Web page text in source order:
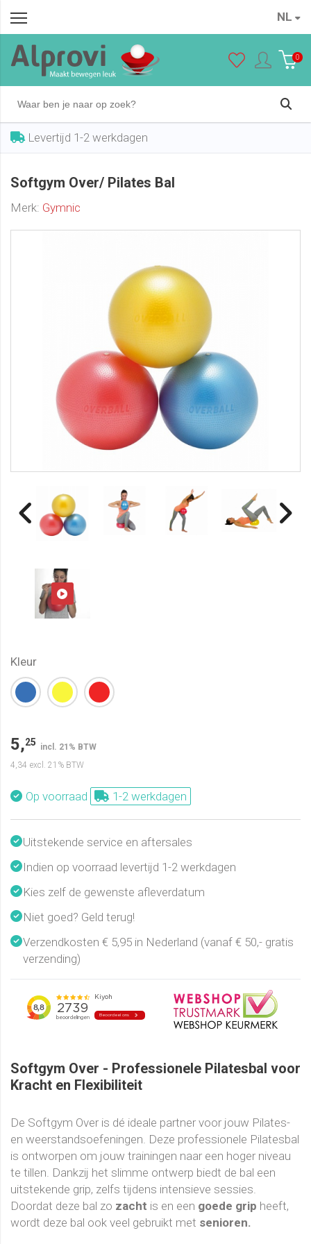
NL
0
Levertijd 1-2 werkdagen
Softgym Over/ Pilates Bal
Merk: Gymnic
Kleur
5,25 incl. 21% BTW
4,34 excl. 21% BTW
Op voorraad 1-2 werkdagen
Uitstekende service en aftersales
Indien op voorraad levertijd 1-2 werkdagen
Kies zelf de gewenste afleverdatum
Niet goed? Geld terug!
Verzendkosten € 5,95 in Nederland (vanaf € 50,- gratis
verzending)
Softgym Over - Professionele Pilatesbal voor
Kracht en Flexibiliteit
De Softgym Over is dé ideale partner voor jouw Pilates-
en weerstandsoefeningen. Deze professionele Pilatesbal
is ontworpen om jouw trainingen naar een hoger niveau
te tillen. Dankzij het slimme ontwerp biedt de bal een
uitstekende grip, zelfs tijdens intensieve sessies.
Doordat deze bal zo zacht is en een goede grip heeft,
wordt deze bal ook veel gebruikt met senioren.
€ 5,25